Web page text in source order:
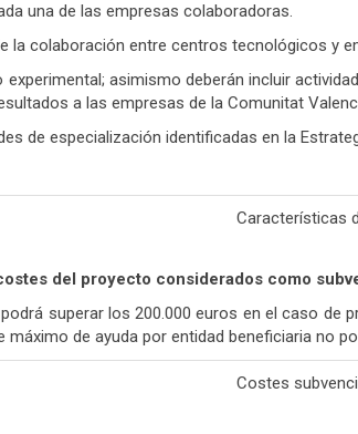
una de las empresas colaboradoras.
la colaboración entre centros tecnológicos y
asimismo deberán incluir
a las empresas de la Comunitat
de especialización identificadas en la
Características
del proyecto considerados como
superar los 200.000 euros en el caso
de ayuda por entidad beneficiaria no
Costes